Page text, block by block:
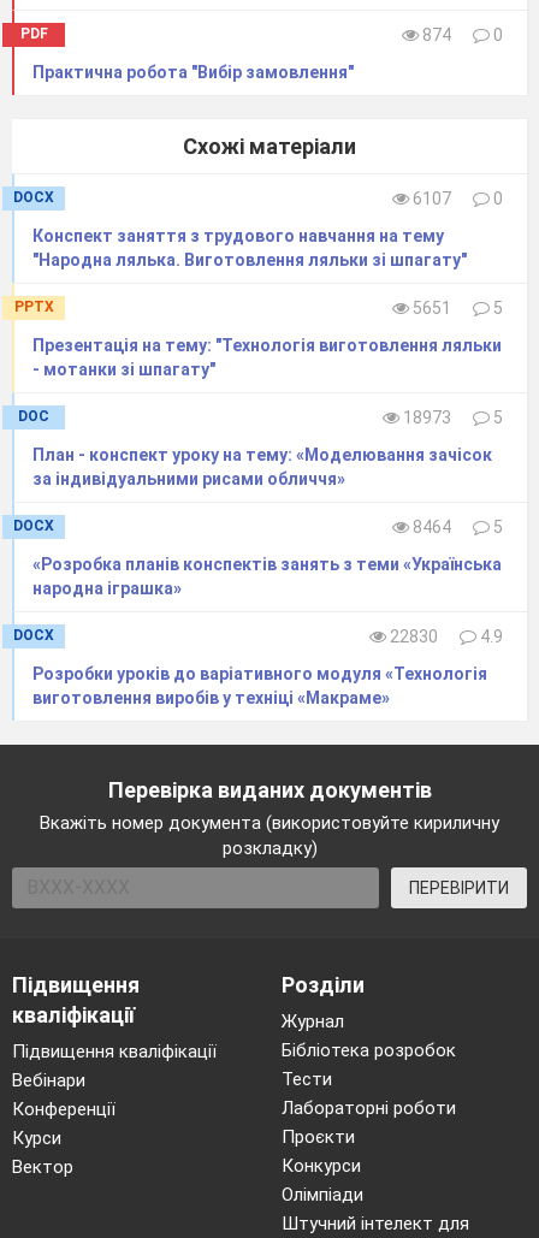
PDF 874
0
Практична робота "Вибір замовлення"
Схожі матеріали
DOCX 6107
0
Конспект заняття з трудового навчання на тему
"Народна лялька. Виготовлення ляльки зі шпагату"
PPTX 5651
5
Презентація на тему: "Технологія виготовлення ляльки
- мотанки зі шпагату"
DOC 18973
5
План - конспект уроку на тему: «Моделювання зачісок
за індивідуальними рисами обличчя»
DOCX 8464
5
«Розробка планів конспектів занять з теми «Українська
народна іграшка»
DOCX 22830
4.9
Розробки уроків до варіативного модуля «Технологія
виготовлення виробів у техніці «Макраме»
Перевірка виданих документів
Вкажіть номер документа (використовуйте кириличну
розкладку)
ПЕРЕВІРИТИ
Підвищення
кваліфікації
Підвищення кваліфікації
Вебінари
Конференції
Курси
Вектор
Розділи
Журнал
Бібліотека розробок
Тести
Лабораторні роботи
Проєкти
Конкурси
Олімпіади
Штучний інтелект для